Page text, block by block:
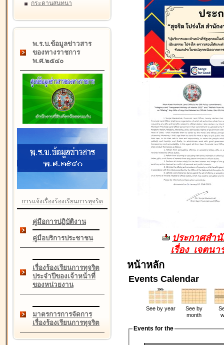
กระดานสนทนา
พ.ร.บ.ข้อมูลข่าวสาร
ของทางราชการ
พ.ศ.๒๕๔๐
การแจ้งเรื่องร้องเรียนการทุจริต
คู่มือการปฏิบัติงาน
คู่มือบริการประชาชน
เรื่องร้องเรียนการทุจริต
ประจำปีของเจ้าหน้าที่
ของหน่วยงาน
มาตรการการจัดการ
เรื่องร้องเรียนการทุจริต
ประกาศสำ
เรื่อง เจตน
หน้าหลัก
Events Calendar
See by year
See by
month
Events for the